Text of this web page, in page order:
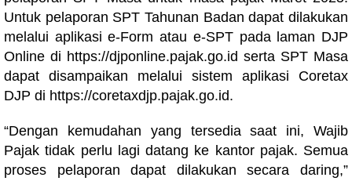
Untuk pelaporan SPT Tahunan Badan dapat dilakukan
melalui aplikasi e-Form atau e-SPT pada laman DJP
Online di https://djponline.pajak.go.id serta SPT Masa
dapat disampaikan melalui sistem aplikasi Coretax
DJP di https://coretaxdjp.pajak.go.id.
“Dengan kemudahan yang tersedia saat ini, Wajib
Pajak tidak perlu lagi datang ke kantor pajak. Semua
proses pelaporan dapat dilakukan secara daring,”